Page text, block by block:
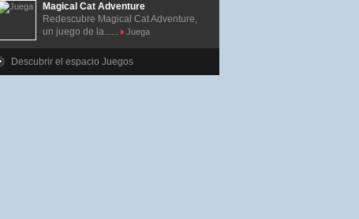
Magical Cat Adventure
Redescubre Magical Cat Adventure,
un juego de la......
Juega
Descubrir el espacio Juegos